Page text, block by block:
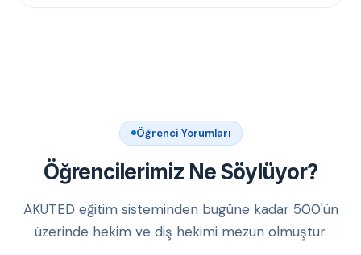
Öğrenci Yorumları
Öğrencilerimiz Ne Söylüyor?
AKUTED eğitim sisteminden bugüne kadar 500'ün
üzerinde hekim ve diş hekimi mezun olmuştur.